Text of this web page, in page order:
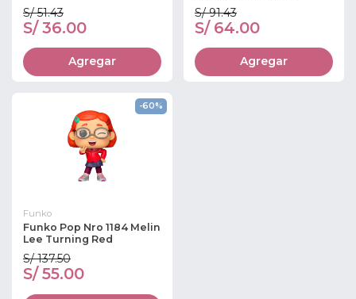
S/ 51.43
S/ 36.00
Agregar
S/ 91.43
S/ 64.00
Agregar
-60%
Funko
Funko Pop Nro 1184 Melin
Lee Turning Red
S/ 137.50
S/ 55.00